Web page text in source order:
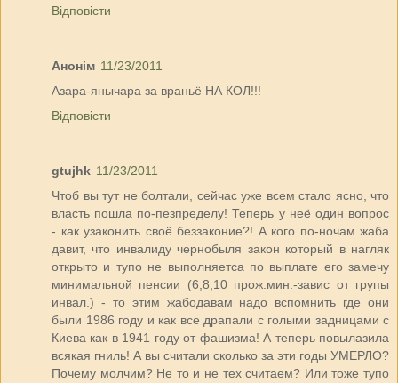
Відповісти
Анонім 11/23/2011
Азара-янычара за враньё НА КОЛ!!!
Відповісти
gtujhk 11/23/2011
Чтоб вы тут не болтали, сейчас уже всем стало ясно, что
власть пошла по-пезпределу! Теперь у неё один вопрос
- как узаконить своё беззаконие?! А кого по-ночам жаба
давит, что инвалиду чернобыля закон который в нагляк
открыто и тупо не выполняетса по выплате его замечу
минимальной пенсии (6,8,10 прож.мин.-завис от групы
инвал.) - то этим жабодавам надо вспомнить где они
были 1986 году и как все драпали с голыми задницами с
Киева как в 1941 году от фашизма! А теперь повылазила
всякая гниль! А вы считали сколько за эти годы УМЕРЛО?
Почему молчим? Не то и не тех считаем? Или тоже тупо